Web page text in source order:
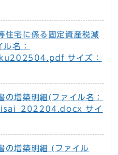
住宅に係る固定資産税減
名：
サイズ：
増築明細(ファイル名：
サイ
の増築明細 (ファイル